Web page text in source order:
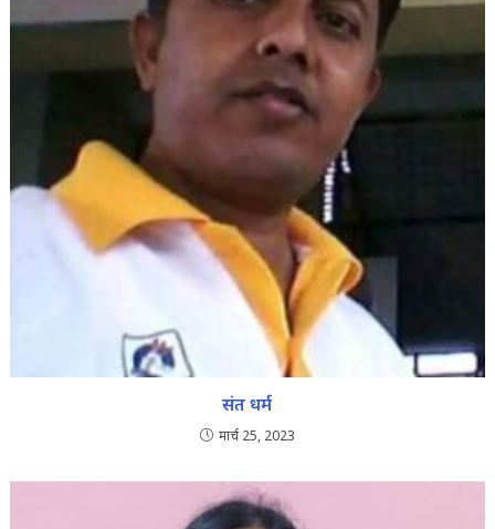
संत धर्म
मार्च 25, 2023